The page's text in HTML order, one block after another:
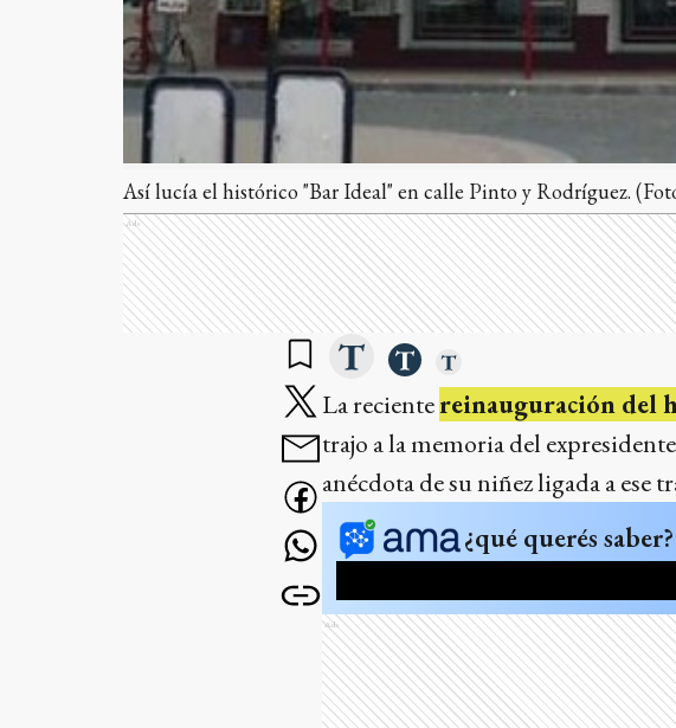
Así lucía el histórico "Bar Ideal" en calle Pinto y Rodríguez.
Ads
La recientereinauguración del
trajo a la memoria del expresidente
anécdota de su niñez ligada a
¿qué querés saber?
Ads